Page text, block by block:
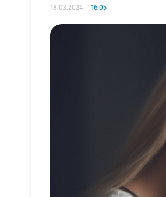
18.03.2024 16:05